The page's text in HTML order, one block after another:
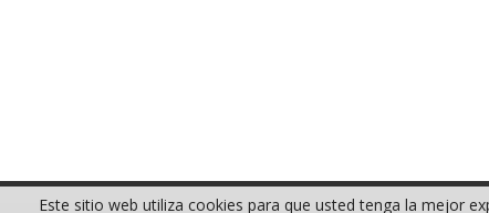
Este sitio web utiliza cookies para que usted tenga la mejor